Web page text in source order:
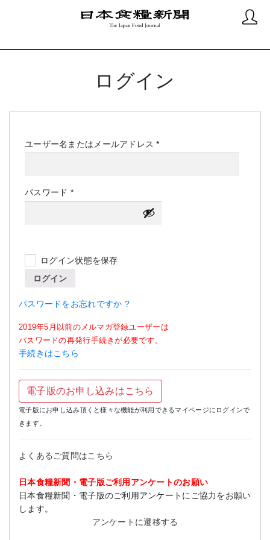
ログイン
ユーザー名またはメールアドレス*必
パスワード *必
須
ログイン状態を保存
ログイン
パスワードをお忘れですか ?
2019年5月以前のメルマガ登録ユーザーは
パスワードの再発行手続きが必要です。
手続きはこちら
電子版のお申し込みはこちら
電子版にお申し込み頂くと様々な機能が利用できるマイページにログインで
きます。
よくあるご質問はこちら
日本食糧新聞・電子版ご利用アンケートのお願い
日本食糧新聞・電子版のご利用アンケートにご協力をお願い
します。
アンケートに遷移する